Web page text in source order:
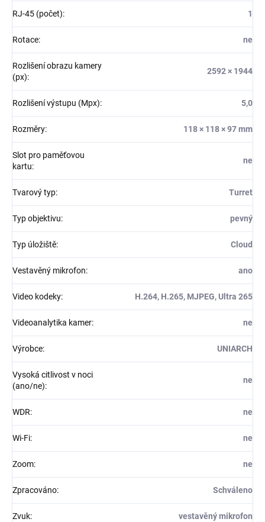
RJ-45 (počet): 1
Rotace: ne
Rozlišení obrazu kamery
(px):
2592 × 1944
Rozlišení výstupu (Mpx): 5,0
Rozměry: 118 × 118 × 97 mm
Slot pro paměťovou
kartu:
ne
Tvarový typ: Turret
Typ objektivu: pevný
Typ úložiště: Cloud
Vestavěný mikrofon: ano
Video kodeky: H.264, H.265, MJPEG, Ultra 265
Videoanalytika kamer: ne
Výrobce: UNIARCH
Vysoká citlivost v noci
(ano/ne):
ne
WDR: ne
Wi-Fi: ne
Zoom: ne
Zpracováno: Schváleno
Zvuk: vestavěný mikrofon